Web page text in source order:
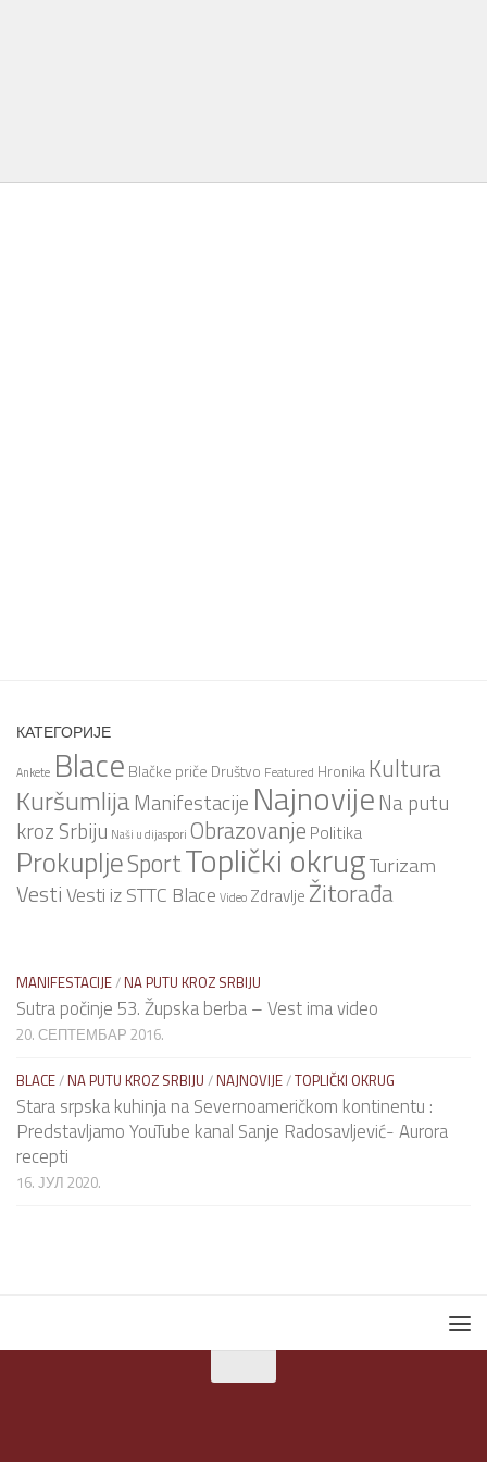
КАТЕГОРИЈЕ
Ankete Blace Blačke priče Društvo Featured Hronika Kultura
KuršumlijaManifestacije NajnovijeNa putu
kroz Srbiju Naši u dijaspori Obrazovanje Politika
ProkupljeSportToplički okrugTurizam
VestiVesti iz STTC Blace Video Zdravlje Žitorađa
MANIFESTACIJE/ NA PUTU KROZ SRBIJU
Sutra počinje 53. Župska berba – Vest ima video
20. СЕПТЕМБАР 2016.
BLACE/ NA PUTU KROZ SRBIJU / NAJNOVIJE/TOPLIČKI OKRUG
Stara srpska kuhinja na Severnoameričkom kontinentu :
Predstavljamo YouTube kanal Sanje Radosavljević- Aurora
recepti
16. ЈУЛ 2020.